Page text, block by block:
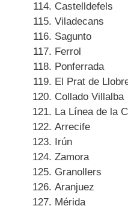
Castelldefels
Viladecans
Sagunto
Ferrol
Ponferrada
El Prat de
Collado Villalba
La Línea de la
Arrecife
Irún
Zamora
Granollers
Aranjuez
Mérida